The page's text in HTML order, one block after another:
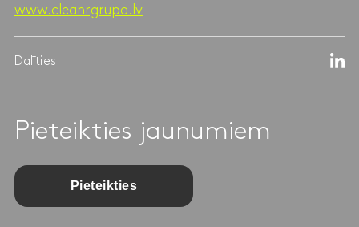
www.cleanrgrupa.lv
Dalīties
Pieteikties jaunumiem
Pieteikties